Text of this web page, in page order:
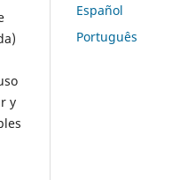
y
Español
Português